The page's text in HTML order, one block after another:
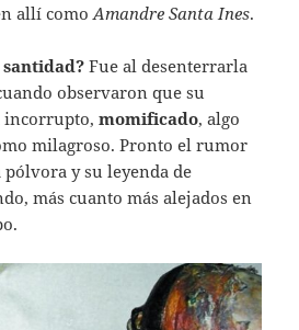
allí comoAmandre Santa Ines.
Fue al desenterrarla
observaron que su
incorrupto,momificado, algo
milagroso. Pronto el rumor
y su leyenda de
más cuanto más alejados en